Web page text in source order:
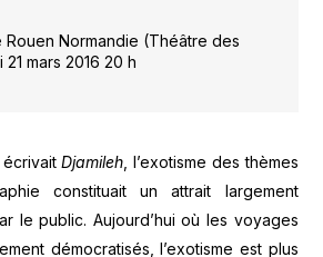
Rouen Normandie (Théâtre des
mars 2016 20 h
écrivaitDjamileh , l’exotisme des thèmes
constituait un attrait largement
le public. Aujourd’hui où les voyages
démocratisés, l’exotisme est plus